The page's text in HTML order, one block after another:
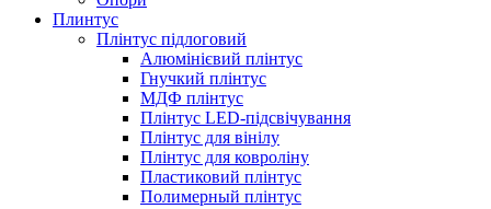
Плинтус
Плінтус підлоговий
Алюмінієвий плінтус
Гнучкий плінтус
МДФ плінтус
Плінтус LED-підсвічування
Плінтус для вінілу
Плінтус для ковроліну
Пластиковий плінтус
Полимерный плінтус